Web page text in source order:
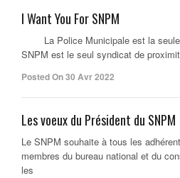
I Want You For SNPM
La Police Municipale est la seule
SNPM est le seul syndicat de
Posted On 30 Avr 2022
Les voeux du Président du SNPM
Le SNPM souhaite à tous les
membres du bureau national et du
les